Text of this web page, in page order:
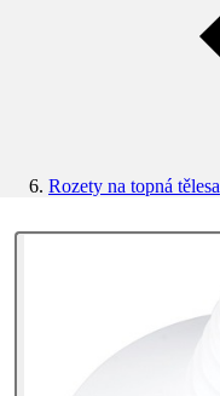
Rozety na topná tělesa